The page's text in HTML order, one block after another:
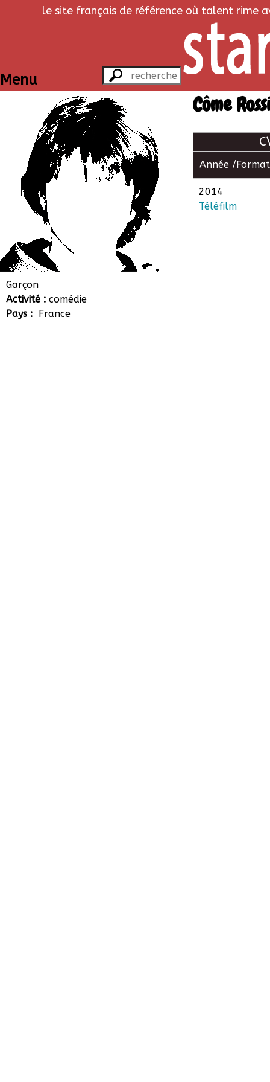
le site français de référence où talent rime
Menu
Côme Rossignol de la
Ronde
Garçon
Activité : comédie
Pays : France
Côme
Année / Format
2014
Téléfilm